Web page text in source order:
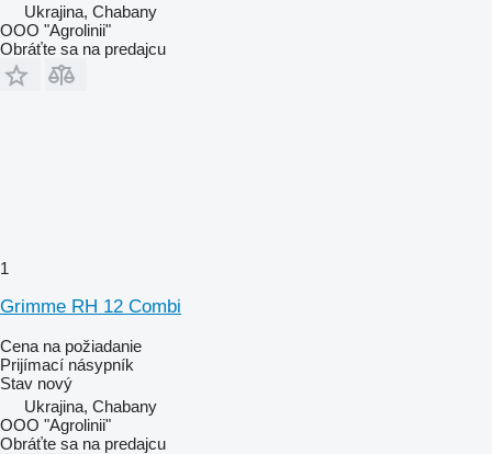
Ukrajina, Chabany
OOO "Agrolinii"
Obráťte sa na predajcu
1
Grimme RH 12 Combi
Cena na požiadanie
Prijímací násypník
Stav nový
Ukrajina, Chabany
OOO "Agrolinii"
Obráťte sa na predajcu